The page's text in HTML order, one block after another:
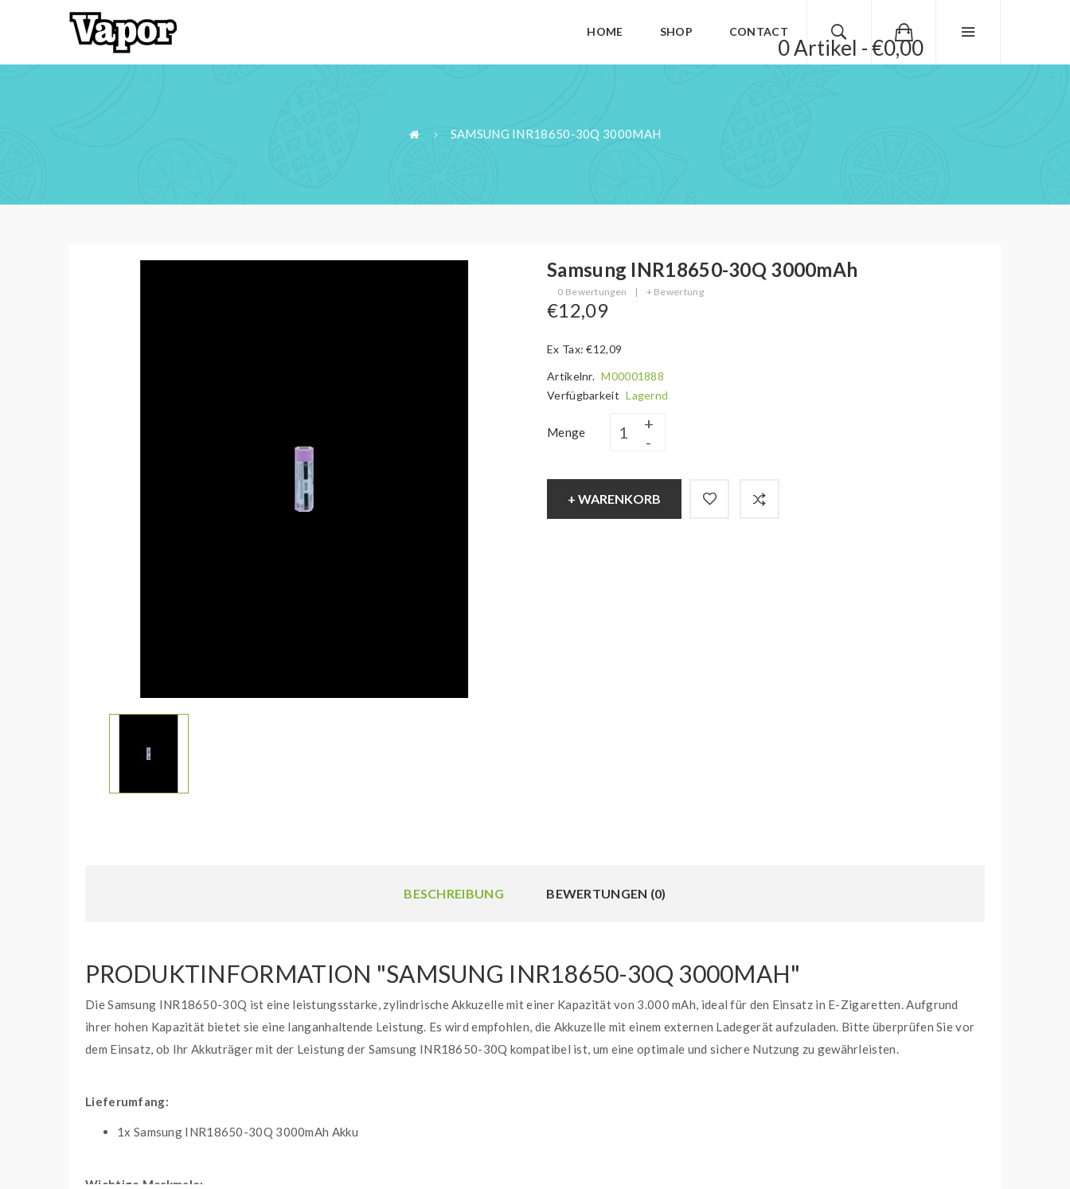
0 Artikel - €0,00
HOME SHOP CONTACT
SAMSUNG INR18650-30Q 3000MAH
Samsung INR18650-30Q 3000mAh
0 Bewertungen | + Bewertung
€12,09
Ex Tax: €12,09
Artikelnr. M00001888
Verfügbarkeit Lagernd
Menge
+ WARENKORB
BESCHREIBUNG BEWERTUNGEN (0)
PRODUKTINFORMATION "SAMSUNG INR18650-30Q 3000MAH"
Die Samsung INR18650-30Q ist eine leistungsstarke, zylindrische Akkuzelle mit einer Kapazität von 3.000 mAh, ideal für den Einsatz in E-Zigaretten. Aufgrund
ihrer hohen Kapazität bietet sie eine langanhaltende Leistung. Es wird empfohlen, die Akkuzelle mit einem externen Ladegerät aufzuladen. Bitte überprüfen Sie vor
dem Einsatz, ob Ihr Akkuträger mit der Leistung der Samsung INR18650-30Q kompatibel ist, um eine optimale und sichere Nutzung zu gewährleisten.
Lieferumfang:
1x Samsung INR18650-30Q 3000mAh Akku
Wichtige Merkmale: